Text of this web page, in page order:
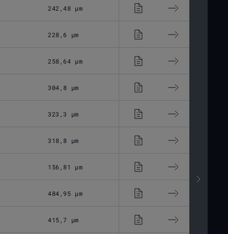
242,48 μm
228,6 μm
258,64 μm
304,8 μm
323,3 μm
318,8 μm
156,81 μm
484,95 μm
415,7 μm